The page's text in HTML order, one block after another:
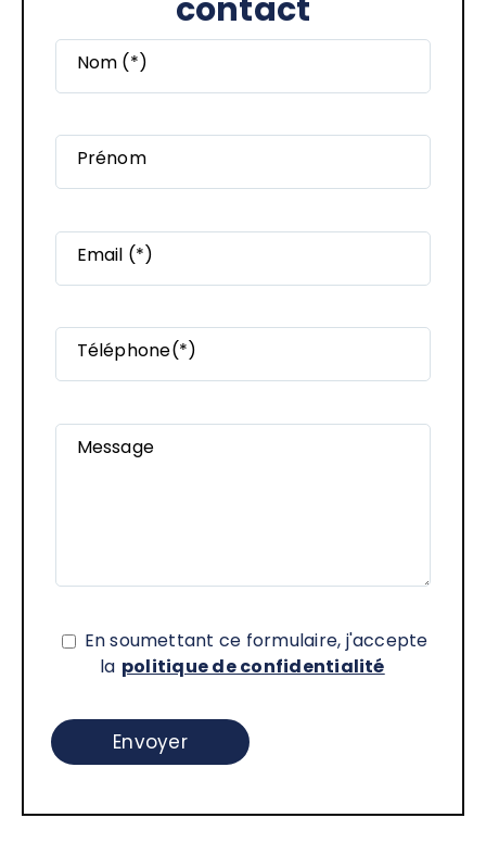
contact
Nom (*)
Prénom
Email (*)
Téléphone(*)
Message
En soumettant ce formulaire, j'accepte
la politique de confidentialité